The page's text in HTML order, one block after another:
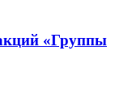
«Группы